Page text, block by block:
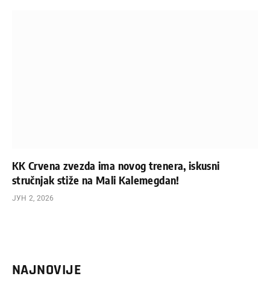
KK Crvena zvezda ima novog trenera, iskusni
stručnjak stiže na Mali Kalemegdan!
ЈУН 2, 2026
NAJNOVIJE